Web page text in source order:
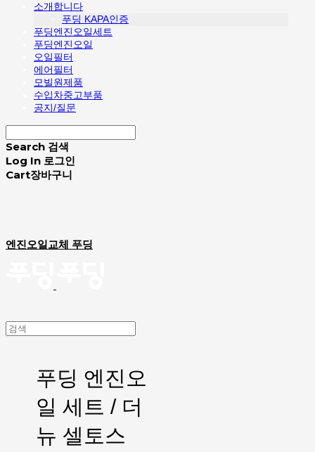
소개합니다
푸딩 KAPA인증
푸딩엔진오일세트
푸딩엔진오일
오일필터
에어필터
모빌원제품
수입차중고부품
공지/질문
Search 검색
Log In 로그인
Cart장바구니
엔진오일교체 푸딩
푸딩 엔진오
일 세트 / 더
뉴 셀토스